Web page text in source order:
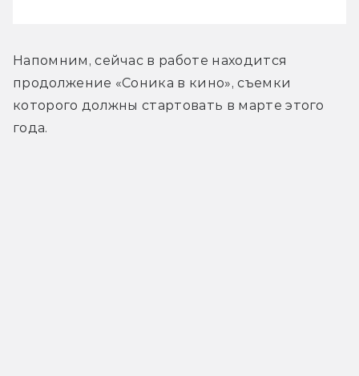
Напомним, сейчас в работе находится
продолжение «Соника в кино», съемки
которого должны стартовать в марте этого
года.